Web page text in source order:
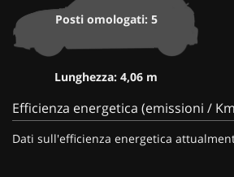
Posti omologati: 5
Lunghezza: 4,06 m
Efficienza energetica (emissioni /
Dati sull'efficienza energetica